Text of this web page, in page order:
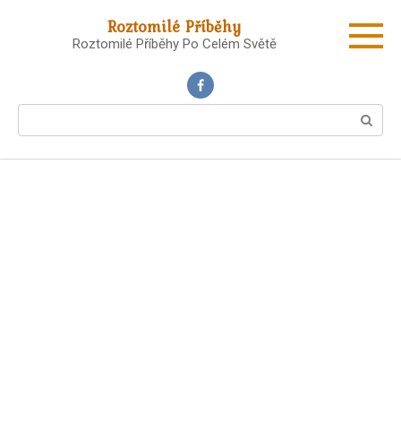
Roztomilé Příběhy
Roztomilé Příběhy Po Celém Světě